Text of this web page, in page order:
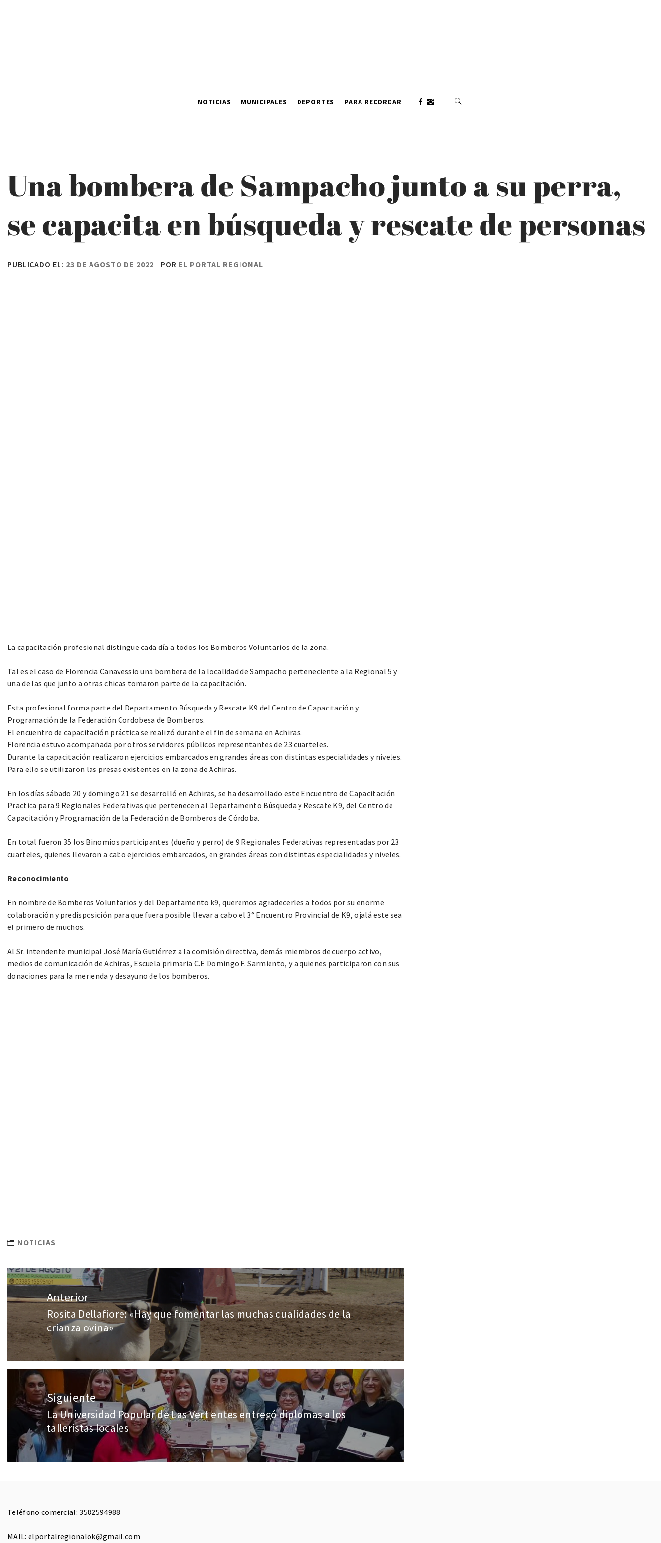
NOTICIAS MUNICIPALES DEPORTES PARA RECORDAR
Una bombera de Sampacho junto a su perra,
se capacita en búsqueda y rescate de personas
PUBLICADO EL: 23 DE AGOSTO DE 2022 POR EL PORTAL REGIONAL
La capacitación profesional distingue cada día a todos los Bomberos Voluntarios de la zona.
Tal es el caso de Florencia Canavessio una bombera de la localidad de Sampacho perteneciente a la Regional 5 y
una de las que junto a otras chicas tomaron parte de la capacitación.
Esta profesional forma parte del Departamento Búsqueda y Rescate K9 del Centro de Capacitación y
Programación de la Federación Cordobesa de Bomberos.
El encuentro de capacitación práctica se realizó durante el fin de semana en Achiras.
Florencia estuvo acompañada por otros servidores públicos representantes de 23 cuarteles.
Durante la capacitación realizaron ejercicios embarcados en grandes áreas con distintas especialidades y niveles.
Para ello se utilizaron las presas existentes en la zona de Achiras.
En los días sábado 20 y domingo 21 se desarrolló en Achiras, se ha desarrollado este Encuentro de Capacitación
Practica para 9 Regionales Federativas que pertenecen al Departamento Búsqueda y Rescate K9, del Centro de
Capacitación y Programación de la Federación de Bomberos de Córdoba.
En total fueron 35 los Binomios participantes (dueño y perro) de 9 Regionales Federativas representadas por 23
cuarteles, quienes llevaron a cabo ejercicios embarcados, en grandes áreas con distintas especialidades y niveles.
Reconocimiento
En nombre de Bomberos Voluntarios y del Departamento k9, queremos agradecerles a todos por su enorme
colaboración y predisposición para que fuera posible llevar a cabo el 3° Encuentro Provincial de K9, ojalá este sea
el primero de muchos.
Al Sr. intendente municipal José María Gutiérrez a la comisión directiva, demás miembros de cuerpo activo,
medios de comunicación de Achiras, Escuela primaria C.E Domingo F. Sarmiento, y a quienes participaron con sus
donaciones para la merienda y desayuno de los bomberos.
NOTICIAS
Anterior
Rosita Dellafiore: «Hay que fomentar las muchas cualidades de la
crianza ovina»
Siguiente
La Universidad Popular de Las Vertientes entregó diplomas a los
talleristas locales
Teléfono comercial: 3582594988
MAIL: elportalregionalok@gmail.com